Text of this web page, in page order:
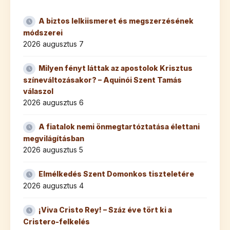
A biztos lelkiismeret és megszerzésének
módszerei
2026 augusztus 7
Milyen fényt láttak az apostolok Krisztus
színeváltozásakor? – Aquinói Szent Tamás
válaszol
2026 augusztus 6
A fiatalok nemi önmegtartóztatása élettani
megvilágításban
2026 augusztus 5
Elmélkedés Szent Domonkos tiszteletére
2026 augusztus 4
¡Viva Cristo Rey! – Száz éve tört ki a
Cristero-felkelés